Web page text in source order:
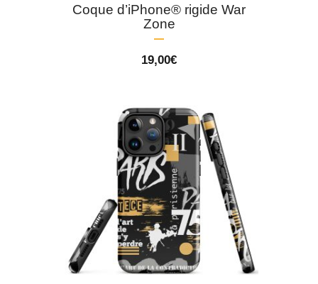
Coque d’iPhone® rigide War
Zone
19,00€